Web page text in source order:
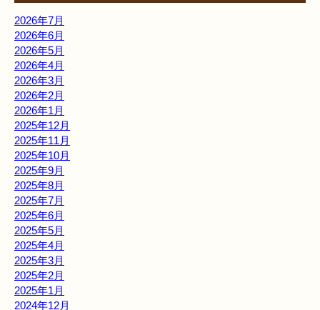
2026年7月
2026年6月
2026年5月
2026年4月
2026年3月
2026年2月
2026年1月
2025年12月
2025年11月
2025年10月
2025年9月
2025年8月
2025年7月
2025年6月
2025年5月
2025年4月
2025年3月
2025年2月
2025年1月
2024年12月